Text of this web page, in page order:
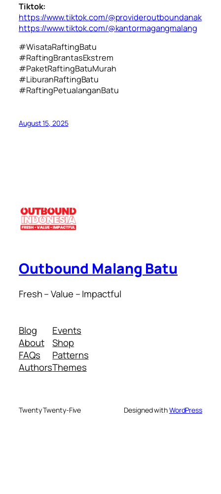
Tiktok:
https://www.tiktok.com/@provideroutboundanak
https://www.tiktok.com/@kantormagangmalang
#WisataRaftingBatu
#RaftingBrantasEkstrem
#PaketRaftingBatuMurah
#LiburanRaftingBatu
#RaftingPetualanganBatu
August 15, 2025
Outbound Malang Batu
Fresh – Value – Impactful
Blog
About
FAQs
Authors
Events
Shop
Patterns
Themes
Twenty Twenty-Five Designed withWordPress